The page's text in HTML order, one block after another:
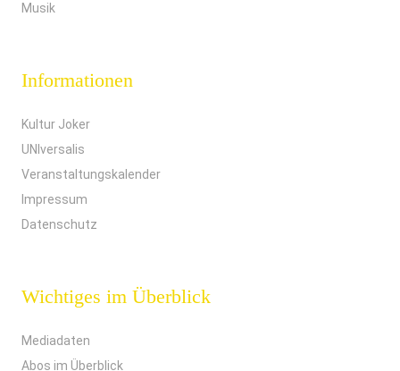
Musik
Informationen
Kultur Joker
UNIversalis
Veranstaltungskalender
Impressum
Datenschutz
Wichtiges im Überblick
Mediadaten
Abos im Überblick